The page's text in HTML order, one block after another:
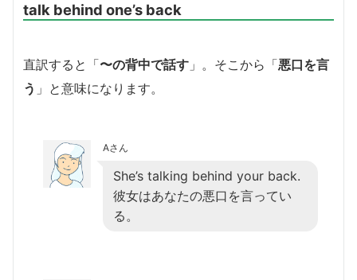
talk behind one’s back
直訳すると「〜の背中で話す 」。そこから「悪口を言
う 」と意味になります。
Aさん
She’s talking behind your back.
彼女はあなたの悪口を言ってい
る。